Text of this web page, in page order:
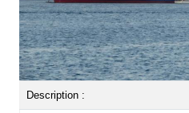
Description :